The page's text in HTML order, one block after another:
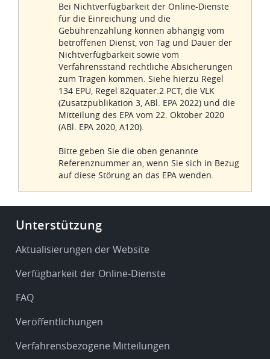
Bei Nichtverfügbarkeit der Online-Dienste
für die Einreichung und die
Gebührenzahlung können abhängig vom
betroffenen Dienst, von Tag und Dauer der
Nichtverfügbarkeit sowie vom
Verfahrensstand rechtliche Absicherungen
zum Tragen kommen. Siehe hierzu Regel
134 EPÜ, Regel 82quater.2 PCT, die VLK
(Zusatzpublikation 3, ABl. EPA 2022) und die
Mitteilung des EPA vom 22. Oktober 2020
(ABl. EPA 2020, A120).
Bitte geben Sie die oben genannte
Referenznummer an, wenn Sie sich in Bezug
auf diese Störung an das EPA wenden.
Footer
Service
support
Unterstützung
Aktualisierungen der Website
Verfügbarkeit der Online-Dienste
FAQ
Veröffentlichungen
Verfahrensbezogene Mitteilungen